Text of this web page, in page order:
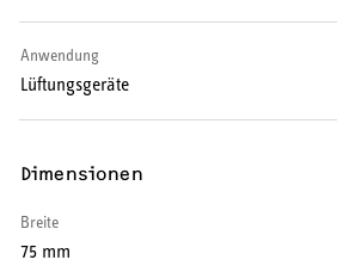
Kochendwassergeräte
Händetrockner
LÜFTEN
Anwendung
Lüftungsgeräte
Dimensionen
Breite
75 mm